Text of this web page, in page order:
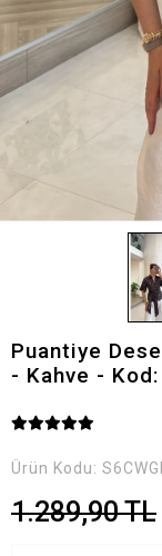
Puantiye
- Kahve -
Ürün Kodu:
1.289,90 TL